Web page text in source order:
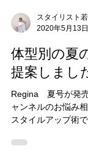
2020年5月13日
体型別の夏
提案しまし
Regina 夏号が発売
スタイルアップ術